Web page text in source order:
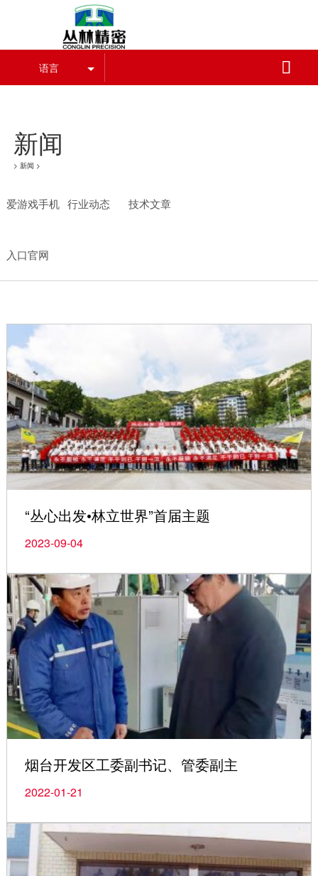
爱游戏手机入口官网

语言
新闻
> 新闻 >
爱游戏手机
入口官网
行业动态 技术文章
“丛心出发•林立世界”首届主题
2023-09-04
烟台开发区工委副书记、管委副主
2022-01-21